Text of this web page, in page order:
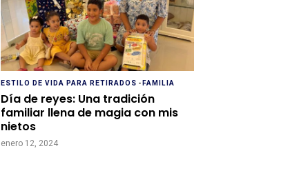
ESTILO DE VIDA PARA RETIRADOS -FAMILIA
Día de reyes: Una tradición
familiar llena de magia con mis
nietos
enero 12, 2024